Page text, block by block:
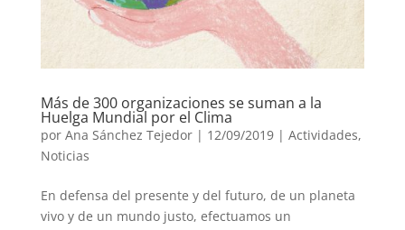
Más de 300 organizaciones se suman a la
Huelga Mundial por el Clima
por Ana Sánchez Tejedor| 12/09/2019 | Actividades,
Noticias
En defensa del presente y del futuro, de un planeta
vivo y de un mundo justo, efectuamos un